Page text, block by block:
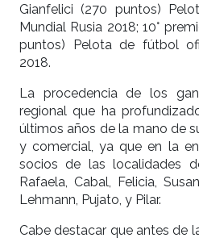
Gianfelici (270 puntos)
Mundial Rusia 2018; 10°
puntos) Pelota de fútbol
2018.
La procedencia de los
regional que ha
últimos años de la mano de
y comercial, ya que en la
socios de las localidades
Rafaela, Cabal, Felicia,
Lehmann, Pujato, y Pilar.
Cabe destacar que antes de